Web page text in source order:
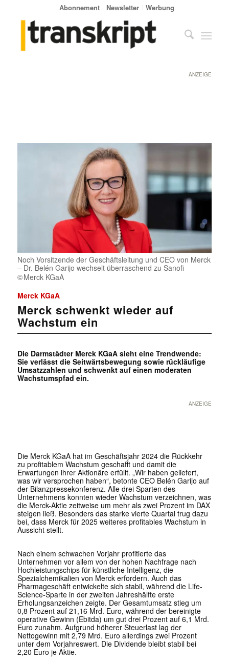
Abonnement Newsletter Werbung
ANZEIGE
Noch Vorsitzende der Geschäftsleitung und CEO von Merck
– Dr. Belén Garijo wechselt überraschend zu Sanofi
Merck KGaA
Merck KGaA
Merck schwenkt wieder auf
Wachstum ein
Die Darmstädter Merck KGaA sieht eine Trendwende:
Sie verlässt die Seitwärtsbewegung sowie rückläufige
Umsatzzahlen und schwenkt auf einen moderaten
Wachstumspfad ein.
ANZEIGE
Die Merck KGaA hat im Geschäftsjahr 2024 die Rückkehr
zu profitablem Wachstum geschafft und damit die
Erwartungen ihrer Aktionäre erfüllt. „Wir haben geliefert,
was wir versprochen haben“, betonte CEO Belén Garijo auf
der Bilanzpressekonferenz. Alle drei Sparten des
Unternehmens konnten wieder Wachstum verzeichnen, was
die Merck-Aktie zeitweise um mehr als zwei Prozent im DAX
steigen ließ. Besonders das starke vierte Quartal trug dazu
bei, dass Merck für 2025 weiteres profitables Wachstum in
Aussicht stellt.
Nach einem schwachen Vorjahr profitierte das
Unternehmen vor allem von der hohen Nachfrage nach
Hochleistungschips für künstliche Intelligenz, die
Spezialchemikalien von Merck erfordern. Auch das
Pharmageschäft entwickelte sich stabil, während die Life-
Science-Sparte in der zweiten Jahreshälfte erste
Erholungsanzeichen zeigte. Der Gesamtumsatz stieg um
0,8 Prozent auf 21,16 Mrd. Euro, während der bereinigte
operative Gewinn (Ebitda) um gut drei Prozent auf 6,1 Mrd.
Euro zunahm. Aufgrund höherer Steuerlast lag der
Nettogewinn mit 2,79 Mrd. Euro allerdings zwei Prozent
unter dem Vorjahreswert. Die Dividende bleibt stabil bei
2,20 Euro je Aktie.